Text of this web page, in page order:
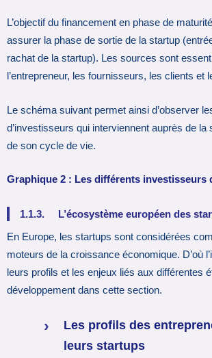
L’objectif du financement en phase de
assurer la phase de sortie de la startup
rachat de la startup). Les sources sont
l’entrepreneur, les fournisseurs, les clients et
Le schéma suivant permet ainsi d’observer
d’investisseurs qui interviennent auprès de la
de son cycle de vie.
Graphique 2 : Les différents investisseurs
1.1.3. L’écosystème européen des
En Europe, les startups sont considérées
moteurs de la croissance économique. D’où
leurs profils et les enjeux liés aux différentes
développement dans cette section.
Les profils des
leurs startups